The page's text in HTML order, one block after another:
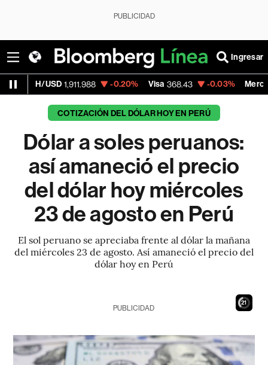
PUBLICIDAD
Ingresar
1,911.988 -0.20% Visa 368.43 -0.03% MercadoLibre
COTIZACIÓN DEL DÓLAR HOY EN PERÚ
Dólar a soles peruanos:
así amaneció el precio
del dólar hoy miércoles
23 de agosto en Perú
El sol peruano se apreciaba frente al dólar la mañana
del miércoles 23 de agosto. Así amaneció el precio del
dólar hoy en Perú
20
PUBLICIDAD